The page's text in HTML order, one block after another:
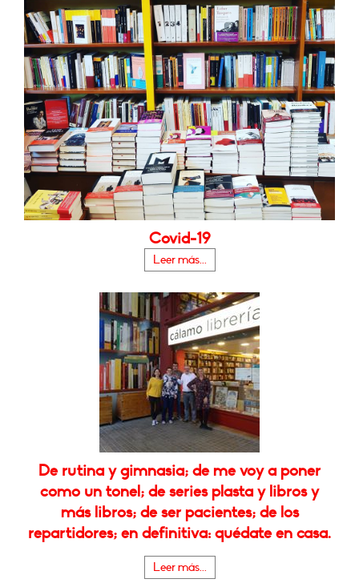
Covid-19
Leer más...
De rutina y gimnasia; de me voy a poner
como un tonel; de series plasta y libros y
más libros; de ser pacientes; de los
repartidores; en definitiva: quédate en casa.
Leer más...